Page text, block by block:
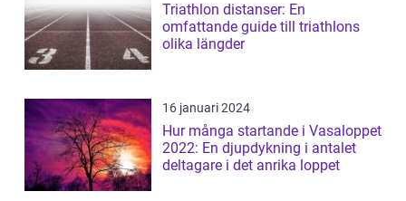
Triathlon distanser: En
omfattande guide till triathlons
olika längder
16 januari 2024
Hur många startande i Vasaloppet
2022: En djupdykning i antalet
deltagare i det anrika loppet